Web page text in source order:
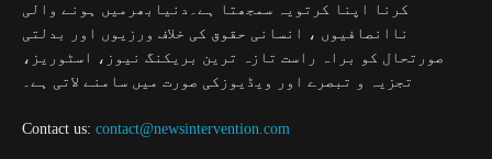
کرنا اپنا کرتویہ سمجھتا ہے۔دنیابھرمیں ہونے والی
ناانصافیوں ، انسانی حقوق کی خلاف ورزیوں اور بدلتی
صورتحال کو براہ راست تازہ ترین بریکنگ نیوز، اسٹوریز،
تجزیہ و تبصرے اور ویڈیوزکی صورت میں سامنے لاتی ہے۔
Contact us: contact@newsintervention.com